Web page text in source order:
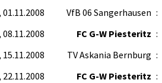
01.11.2008 VfB 06 Sangerhausen :
08.11.2008 FC G-W Piesteritz :
15.11.2008 TV Askania Bernburg :
22.11.2008 FC G-W Piesteritz :